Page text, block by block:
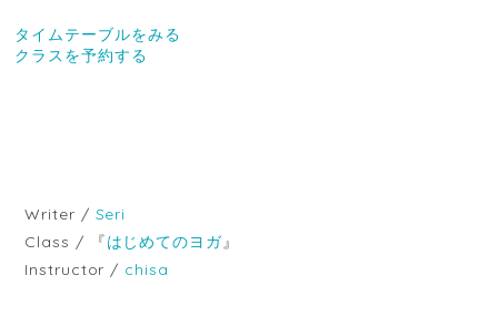
タイムテーブルをみる
クラスを予約する
Writer / Seri
Class / 『はじめてのヨガ』
Instructor / chisa